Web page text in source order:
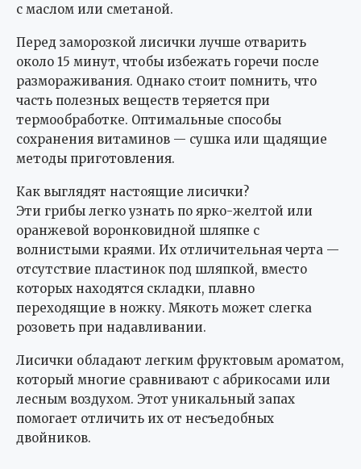
с маслом или сметаной.
Перед заморозкой лисички лучше отварить
около 15 минут, чтобы избежать горечи после
размораживания. Однако стоит помнить, что
часть полезных веществ теряется при
термообработке. Оптимальные способы
сохранения витаминов — сушка или щадящие
методы приготовления.
Как выглядят настоящие лисички?
Эти грибы легко узнать по ярко-желтой или
оранжевой воронковидной шляпке с
волнистыми краями. Их отличительная черта —
отсутствие пластинок под шляпкой, вместо
которых находятся складки, плавно
переходящие в ножку. Мякоть может слегка
розоветь при надавливании.
Лисички обладают легким фруктовым ароматом,
который многие сравнивают с абрикосами или
лесным воздухом. Этот уникальный запах
помогает отличить их от несъедобных
двойников.